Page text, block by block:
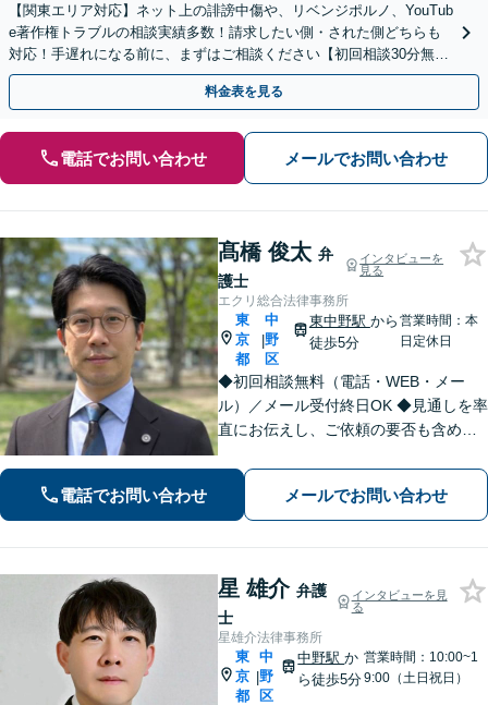
【関東エリア対応】ネット上の誹謗中傷や、リベンジポルノ、YouTub
e著作権トラブルの相談実績多数！請求したい側・された側どちらも
対応！手遅れになる前に、まずはご相談ください【初回相談30分無
料】【オンライン対応可】【夜間休日相談可】
料金表を見る
電話でお問い合わせ メールでお問い合わせ
髙橋 俊太 弁
護士
インタビューを
見る
エクリ総合法律事務所
東
京
都
|
中
野
区
東中野駅 から
徒歩5分
営業時間：本
日定休日
◆初回相談無料（電話・WEB・メー
ル）／メール受付終日OK ◆見通しを率
直にお伝えし、ご依頼の要否も含めて
弁護士本人が一貫してスピーディーに
対応いたします。 ◆累計相談2000件以
上・解決実績500件以上
電話でお問い合わせ メールでお問い合わせ
星 雄介 弁護
士
インタビューを見
る
星雄介法律事務所
東
京
都
|
中
野
区
中野駅か
ら徒歩5分
営業時間：10:00~1
9:00（土日祝日）